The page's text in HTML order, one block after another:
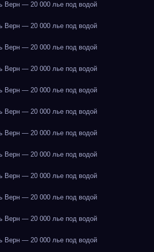
Верн — 20 000 лье под водой
Верн — 20 000 лье под водой
Верн — 20 000 лье под водой
Верн — 20 000 лье под водой
Верн — 20 000 лье под водой
Верн — 20 000 лье под водой
Верн — 20 000 лье под водой
Верн — 20 000 лье под водой
Верн — 20 000 лье под водой
Верн — 20 000 лье под водой
Верн — 20 000 лье под водой
Верн — 20 000 лье под водой